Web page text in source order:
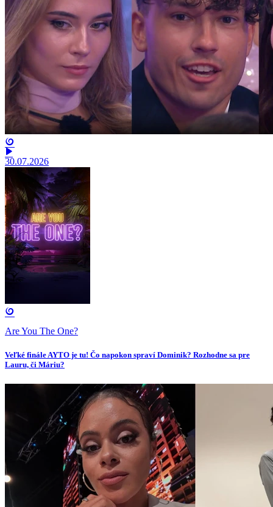
30.07.2026
Are You The One?
Veľké finále AYTO je tu! Čo napokon spraví Dominik? Rozhodne sa pre
Lauru, či Máriu?